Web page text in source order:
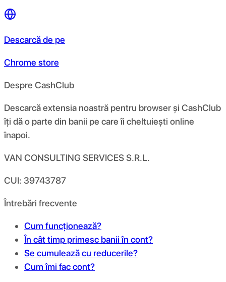
Descarcă de pe
Chrome store
Despre CashClub
Descarcă extensia noastră pentru browser și CashClub
îți dă o parte din banii pe care îi cheltuiești online
înapoi.
VAN CONSULTING SERVICES S.R.L.
CUI: 39743787
Întrebări frecvente
Cum funcționează?
În cât timp primesc banii în cont?
Se cumulează cu reducerile?
Cum îmi fac cont?